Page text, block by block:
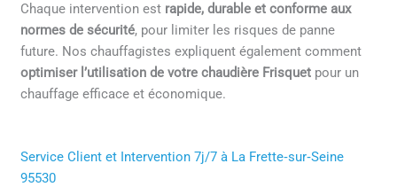
Chaque intervention est rapide, durable et conforme aux
normes de sécurité, pour limiter les risques de panne
future. Nos chauffagistes expliquent également comment
optimiser l’utilisation de votre chaudière Frisquet pour un
chauffage efficace et économique.
Service Client et Intervention 7j/7 à La Frette‑sur‑Seine
95530